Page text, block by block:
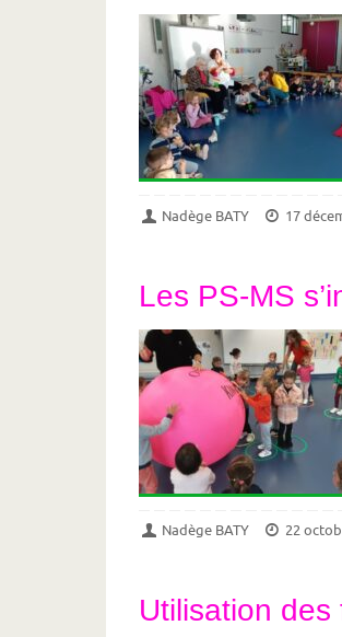
Nadège BATY 17
Les PS-MS
Nadège BATY 22
Utilisation